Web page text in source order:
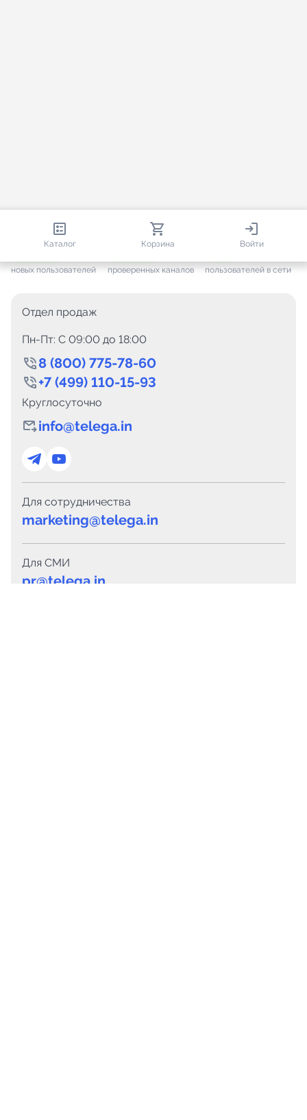
Каталог Корзина Войти
813 561
новых пользователей проверенных каналов пользователей в сети
Отдел продаж
Пн-Пт: C 09:00 до 18:00
8 (800) 775-78-60
+7 (499) 110-15-93
Круглосуточно
info@telega.in
Для сотрудничества
marketing@telega.in
Для СМИ
pr@telega.in